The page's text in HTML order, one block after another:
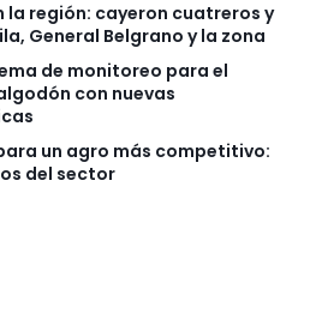
la región: cayeron cuatreros y
General Belgrano y la zona
de monitoreo para el
con nuevas
un agro más competitivo:
del sector